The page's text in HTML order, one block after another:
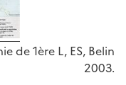
de 1ère L, ES, Belin
2003.